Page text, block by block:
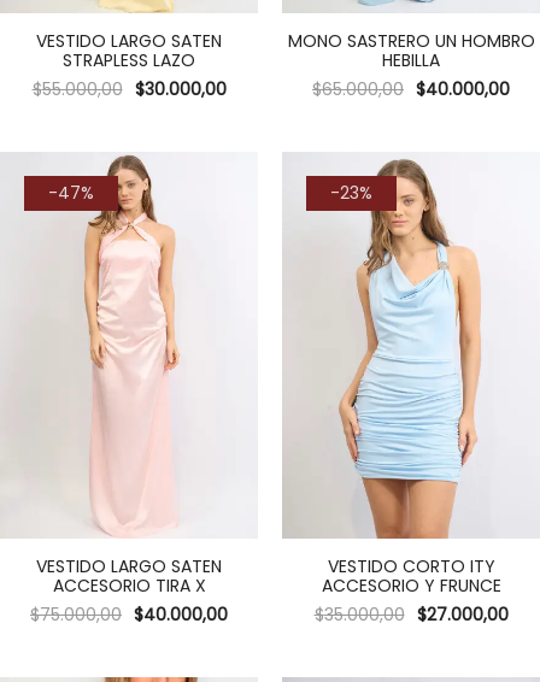
VESTIDO LARGO SATEN
STRAPLESS LAZO
$55.000,00 $30.000,00
MONO SASTRERO UN HOMBRO
HEBILLA
$65.000,00 $40.000,00
-47%
VESTIDO LARGO SATEN
ACCESORIO TIRA X
$75.000,00 $40.000,00
-23%
VESTIDO CORTO ITY
ACCESORIO Y FRUNCE
$35.000,00 $27.000,00